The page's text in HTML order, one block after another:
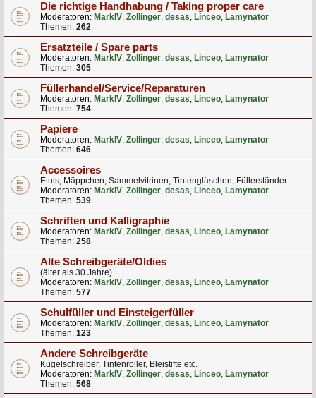
Die richtige Handhabung / Taking proper care
Moderatoren: MarkIV, Zollinger, desas, Linceo, Lamynator
Themen: 262
Ersatzteile / Spare parts
Moderatoren: MarkIV, Zollinger, desas, Linceo, Lamynator
Themen: 305
Füllerhandel/Service/Reparaturen
Moderatoren: MarkIV, Zollinger, desas, Linceo, Lamynator
Themen: 754
Papiere
Moderatoren: MarkIV, Zollinger, desas, Linceo, Lamynator
Themen: 646
Accessoires
Etuis, Mäppchen, Sammelvitrinen, Tintengläschen, Füllerständer
Moderatoren: MarkIV, Zollinger, desas, Linceo, Lamynator
Themen: 539
Schriften und Kalligraphie
Moderatoren: MarkIV, Zollinger, desas, Linceo, Lamynator
Themen: 258
Alte Schreibgeräte/Oldies
(älter als 30 Jahre)
Moderatoren: MarkIV, Zollinger, desas, Linceo, Lamynator
Themen: 577
Schulfüller und Einsteigerfüller
Moderatoren: MarkIV, Zollinger, desas, Linceo, Lamynator
Themen: 123
Andere Schreibgeräte
Kugelschreiber, Tintenroller, Bleistifte etc.
Moderatoren: MarkIV, Zollinger, desas, Linceo, Lamynator
Themen: 568